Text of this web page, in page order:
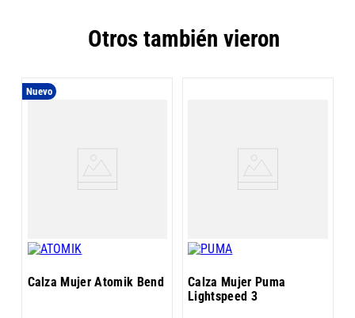
Otros también vieron
Nuevo
Calza Mujer Atomik Bend
Calza Mujer Puma
Lightspeed 3